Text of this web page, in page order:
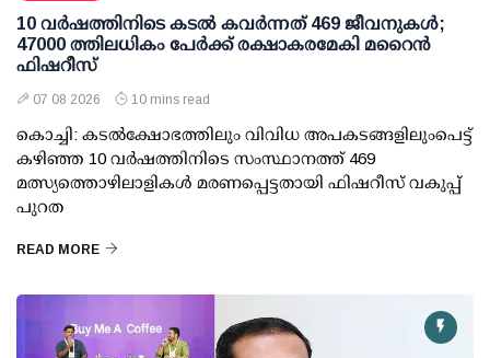
10 വര്‍ഷത്തിനിടെ കടല്‍ കവര്‍ന്നത് 469 ജീവനുകള്‍;
47000 ത്തിലധികം പേര്‍ക്ക് രക്ഷാകരമേകി മറൈന്‍
ഫിഷറീസ്
07 08 2026 10 mins read
കൊച്ചി: കടല്‍ക്ഷോഭത്തിലും വിവിധ അപകടങ്ങളിലുംപെട്ട്
കഴിഞ്ഞ 10 വര്‍ഷത്തിനിടെ സംസ്ഥാനത്ത് 469
മത്സ്യത്തൊഴിലാളികള്‍ മരണപ്പെട്ടതായി ഫിഷറീസ് വകുപ്പ്
പുറത
READ MORE